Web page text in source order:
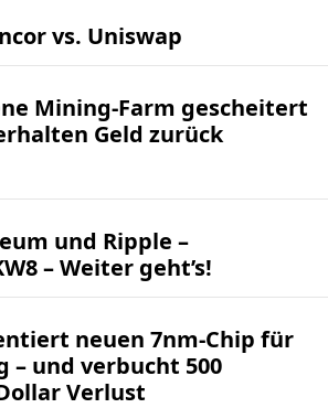
vs. Uniswap
Mining-Farm gescheitert
Geld zurück
und Ripple –
– Weiter geht’s!
neuen 7nm-Chip für
– und verbucht 500
Verlust